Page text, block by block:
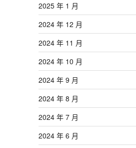
2025 年 1 月
2024 年 12 月
2024 年 11 月
2024 年 10 月
2024 年 9 月
2024 年 8 月
2024 年 7 月
2024 年 6 月